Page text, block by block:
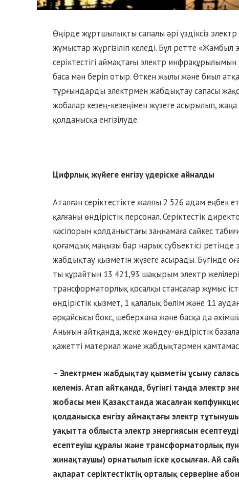
Өңірде жұртшылықты сапалы әрі үздіксіз
жұмыстар жүргізіліп келеді. Бұл ретте «Жамбыл
серіктестігі аймақтағы электр
баса мән беріп отыр. Өткен жылы және биыл
тұрғындарды электрмен жабдықтау сапасы
жобалар кезең-кезеңімен жүзеге асырылып,
қолданысқа енгізілуде.
Цифрлық жүйеге енгізуүдеріске айналды
Аталған серіктестікте жалпы 2 526 адам еңбек
қалғаны өндірістік персонал. Серіктестік
кәсіпорын қолданыстағы заңнамаға сәйкес
қоғамдық маңызы бар нарық субъектісі
жабдықтау қызметін жүзеге асырады. Бүгінде
ты құрайтын 13 421,93 шақырым электр
трансформаторлық қосалқы стансалар жұмыс
өндірістік қызмет, 1 қалалық бөлім және 11
әрқайсысы бокс, шеберхана және басқа да
Анығын айтқанда, жеке жөндеу-өндірістік
қажетті материал және жабдықтармен
– Электрмен жабдықтау қызметін ұсыну
келеміз. Атап айтқанда, бүгінгі таңда электр
жобасы мен Қазақстанда жасалған
қолданысқа енгізу аймақтағы электр
уақытта облыста электр энергиясын
есептеуіш құралы және трансформаторлық
жинақтаушы) орнатылып іске қосылған. Ай
ақпарат серіктестіктің орталық серверіне